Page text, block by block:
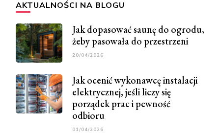
AKTUALNOŚCI NA BLOGU
Jak dopasować saunę do ogrodu,
żeby pasowała do przestrzeni
20/04/2026
Jak ocenić wykonawcę instalacji
elektrycznej, jeśli liczy się
porządek prac i pewność
odbioru
01/04/2026